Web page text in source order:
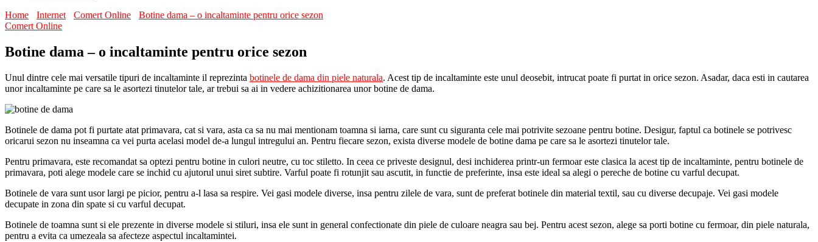
Home
Internet Comert Online
Botine dama – o incaltaminte pentru orice sezon
Comert Online
Botine dama – o incaltaminte pentru orice sezon
Unul dintre cele mai versatile tipuri de incaltaminte il reprezinta botinele de dama din piele naturala. Acest tip de incaltaminte este unul deosebit, intrucat poate fi purtat in orice sezon. Asadar, daca esti in cautarea
unor incaltaminte pe care sa le asortezi tinutelor tale, ar trebui sa ai in vedere achizitionarea unor botine de dama.
Botinele de dama pot fi purtate atat primavara, cat si vara, asta ca sa nu mai mentionam toamna si iarna, care sunt cu siguranta cele mai potrivite sezoane pentru botine. Desigur, faptul ca botinele se potrivesc
oricarui sezon nu inseamna ca vei purta acelasi model de-a lungul intregului an. Pentru fiecare sezon, exista diverse modele de botine dama pe care sa le asortezi tinutelor tale.
Pentru primavara, este recomandat sa optezi pentru botine in culori neutre, cu toc stiletto. In ceea ce priveste designul, desi inchiderea printr-un fermoar este clasica la acest tip de incaltaminte, pentru botinele de
primavara, poti alege modele care se inchid cu ajutorul unui siret subtire. Varful poate fi rotunjit sau ascutit, in functie de preferinte, insa este ideal sa alegi o pereche de botine cu varful decupat.
Botinele de vara sunt usor largi pe picior, pentru a-l lasa sa respire. Vei gasi modele diverse, insa pentru zilele de vara, sunt de preferat botinele din material textil, sau cu diverse decupaje. Vei gasi modele
decupate in zona din spate si cu varful decupat.
Botinele de toamna sunt si ele prezente in diverse modele si stiluri, insa ele sunt in general confectionate din piele de culoare neagra sau bej. Pentru acest sezon, alege sa porti botine cu fermoar, din piele naturala,
pentru a evita ca umezeala sa afecteze aspectul incaltamintei.